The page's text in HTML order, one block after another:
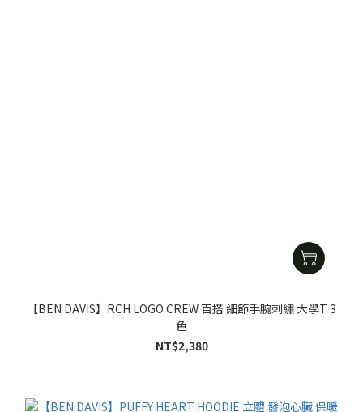
【BEN DAVIS】RCH LOGO CREW 百搭 細節手腕刺繡 大學T 3
色
NT$2,380